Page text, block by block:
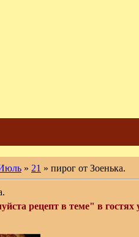
» 21 » пирог от Зоенька.
рецепт в теме" в гостях